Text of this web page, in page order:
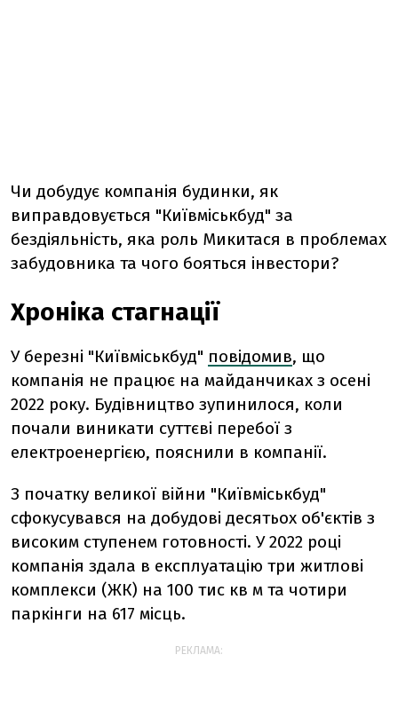
Чи добудує компанія будинки, як
виправдовується "Київміськбуд" за
бездіяльність, яка роль Микитася в проблемах
забудовника та чого бояться інвестори?
Хроніка стагнації
У березні "Київміськбуд" повідомив, що
компанія не працює на майданчиках з осені
2022 року. Будівництво зупинилося, коли
почали виникати суттєві перебої з
електроенергією, пояснили в компанії.
З початку великої війни "Київміськбуд"
сфокусувався на добудові десятьох об'єктів з
високим ступенем готовності. У 2022 році
компанія здала в експлуатацію три житлові
комплекси (ЖК) на 100 тис кв м та чотири
паркінги на 617 місць.
РЕКЛАМА: